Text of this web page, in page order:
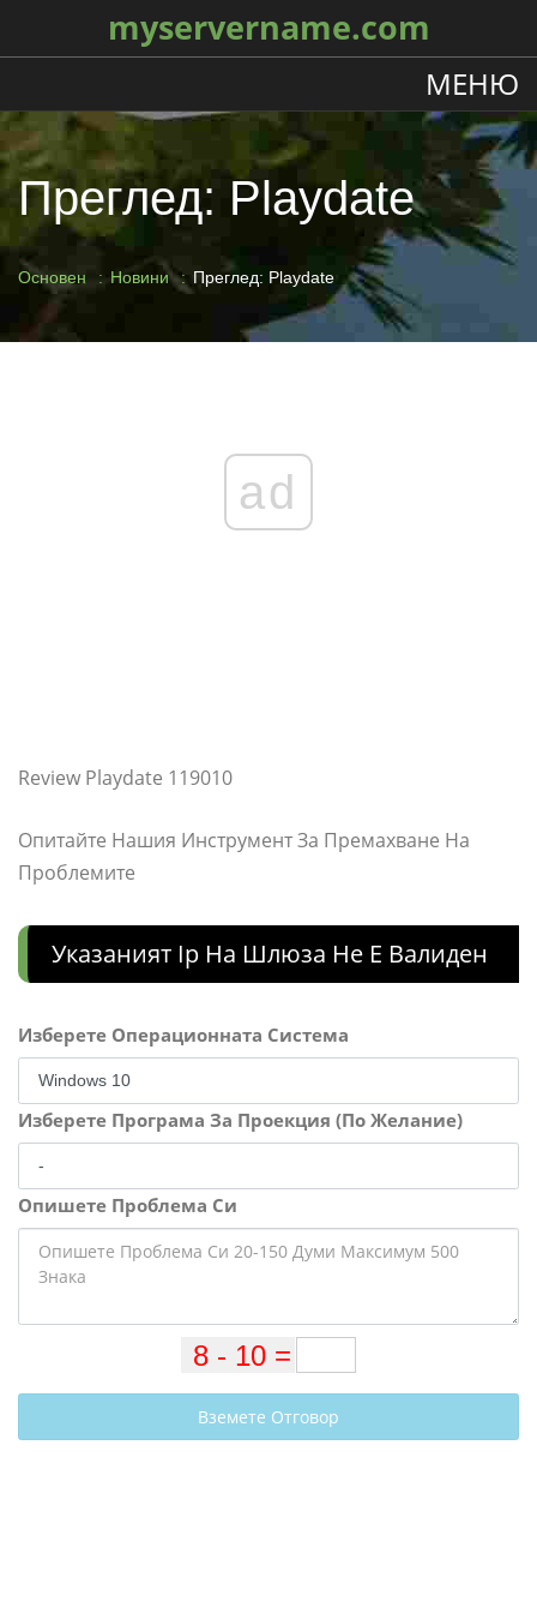
myservername.com
МЕНЮ
Преглед: Playdate
Основен Новини Преглед: Playdate
ad
Review Playdate 119010
Опитайте Нашия Инструмент За Премахване На
Проблемите
Указаният Ip На Шлюза Не Е Валиден
Изберете Операционната Система
Изберете Програма За Проекция (По Желание)
Опишете Проблема Си
Вземете Отговор